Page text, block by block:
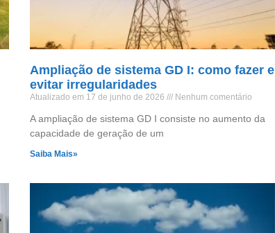
Ampliação de sistema GD I: como fazer e
evitar irregularidades
Atualizado em 17 de junho de 2026 Nenhum comentário
A ampliação de sistema GD I consiste no aumento da
capacidade de geração de um
Saiba Mais»